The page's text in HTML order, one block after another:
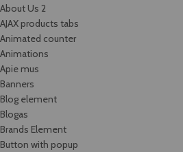
About Us 2
AJAX products tabs
Animated counter
Animations
Apie mus
Banners
Blog element
Blogas
Brands Element
Button with popup